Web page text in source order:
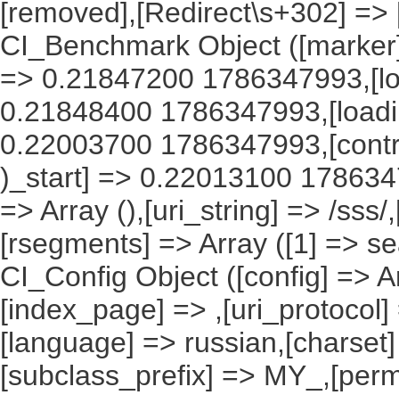
[removed],[Redirect\s+302]
CI_Benchmark Object
=> 0.21847200
0.21848400
0.22003700
)_start] => 0.22013100
=> Array (),[uri_string] => /
[rsegments] => Array ([1] =>
CI_Config Object ([config] =>
[index_page] =>
[language] =>
[subclass_prefix] =>